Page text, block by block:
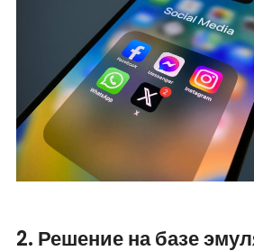
2. Решение на базе